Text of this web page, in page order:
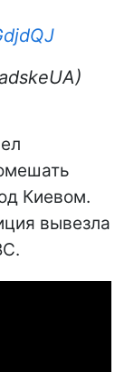
Киевом.
вывезла